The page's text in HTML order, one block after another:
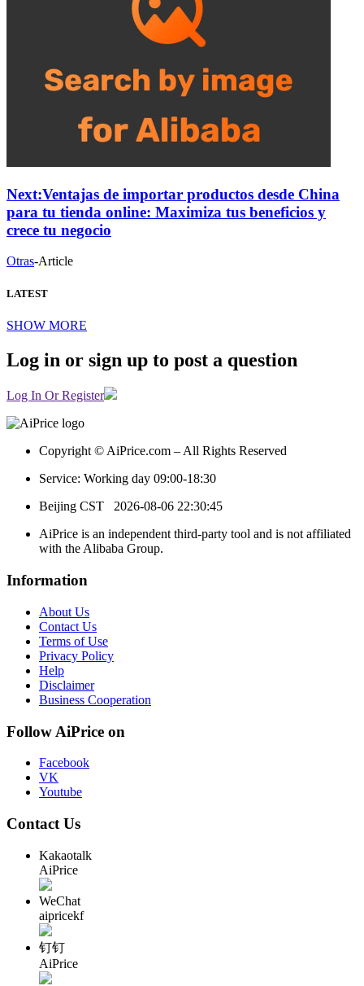
Next:Ventajas de importar productos desde China
para tu tienda online: Maximiza tus beneficios y
crece tu negocio
Otras-Article
LATEST
SHOW MORE
Log in or sign up to post a question
Log In Or Register
Copyright © AiPrice.com – All Rights Reserved
Service: Working day 09:00-18:30
Beijing CST 2026-08-06 22:30:45
AiPrice is an independent third-party tool and is not affiliated
with the Alibaba Group.
Information
About Us
Contact Us
Terms of Use
Privacy Policy
Help
Disclaimer
Business Cooperation
Follow AiPrice on
Facebook
VK
Youtube
Contact Us
Kakaotalk
AiPrice
WeChat
aipricekf
钉钉
AiPrice